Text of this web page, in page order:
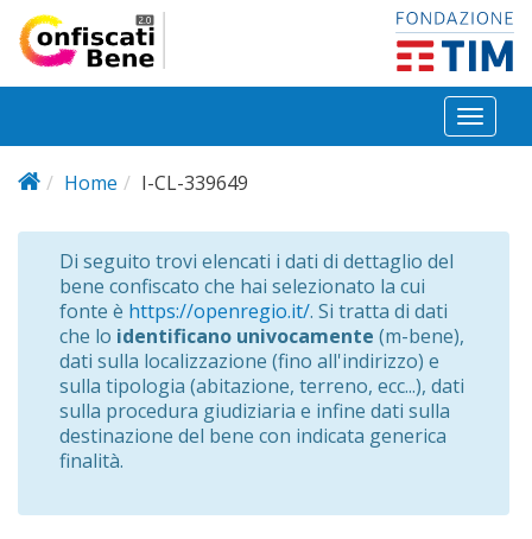
Salta al contenuto principale
Toggle
Home
I-CL-339649
Di seguito trovi elencati i dati di dettaglio del
bene confiscato che hai selezionato la cui
fonte è https://openregio.it/. Si tratta di dati
che lo identificano univocamente (m-bene),
dati sulla localizzazione (fino all'indirizzo) e
sulla tipologia (abitazione, terreno, ecc...), dati
sulla procedura giudiziaria e infine dati sulla
destinazione del bene con indicata generica
finalità.